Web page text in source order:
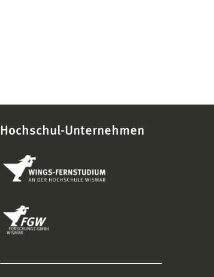
Hochschul-Unternehmen